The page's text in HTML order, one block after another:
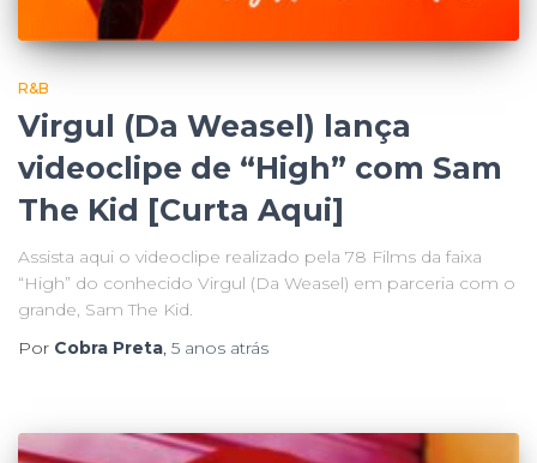
R&B
Virgul (Da Weasel) lança
videoclipe de “High” com Sam
The Kid [Curta Aqui]
Assista aqui o videoclipe realizado pela 78 Films da faixa
“High” do conhecido Virgul (Da Weasel) em parceria com o
grande, Sam The Kid.
Por Cobra Preta, 5 anos atrás